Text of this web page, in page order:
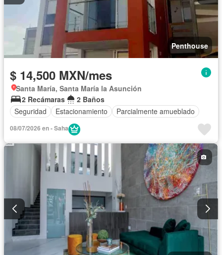
Penthouse
$ 14,500 MXN/mes
Santa María, Santa María la Asunción
2 Recámaras
2 Baños
Seguridad
Estacionamiento Parcialmente amueblado
08/07/2026 en - Saha